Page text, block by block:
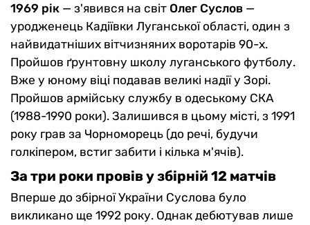
1969 рік — з'явився на світ Олег Суслов —
уродженець Кадіївки Луганської області, один з
найвидатніших вітчизняних воротарів 90-х.
Пройшов ґрунтовну школу луганського футболу.
Вже у юному віці подавав великі надії у Зорі.
Пройшов армійську службу в одеському СКА
(1988-1990 роки). Залишився в цьому місті, з 1991
року грав за Чорноморець (до речі, будучи
голкіпером, встиг забити і кілька м'ячів).
За три роки провів у збірній 12 матчів
Вперше до збірної України Суслова було
викликано ще 1992 року. Однак дебютував лише